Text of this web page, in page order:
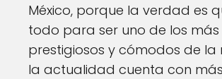
México, porque la verdad es
todo para ser uno de los más
prestigiosos y cómodos de la
la actualidad cuenta con más